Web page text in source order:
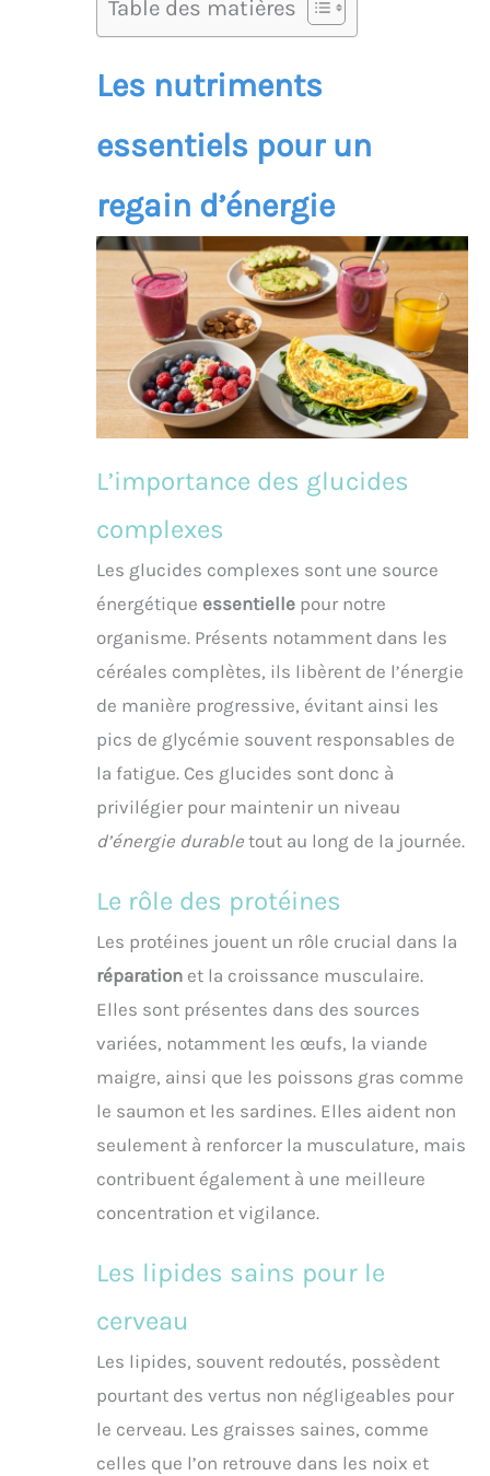
Table des matières
Les nutriments
essentiels pour un
regain d’énergie
L’importance des glucides
complexes
Les glucides complexes sont une source
énergétique essentielle pour notre
organisme. Présents notamment dans les
céréales complètes, ils libèrent de l’énergie
de manière progressive, évitant ainsi les
pics de glycémie souvent responsables de
la fatigue. Ces glucides sont donc à
privilégier pour maintenir un niveau
d’énergie durable tout au long de la journée.
Le rôle des protéines
Les protéines jouent un rôle crucial dans la
réparation et la croissance musculaire.
Elles sont présentes dans des sources
variées, notamment les œufs, la viande
maigre, ainsi que les poissons gras comme
le saumon et les sardines. Elles aident non
seulement à renforcer la musculature, mais
contribuent également à une meilleure
concentration et vigilance.
Les lipides sains pour le
cerveau
Les lipides, souvent redoutés, possèdent
pourtant des vertus non négligeables pour
le cerveau. Les graisses saines, comme
celles que l’on retrouve dans les noix et